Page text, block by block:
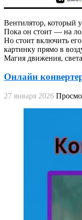
Вентилятор, который
Пока он стоит — на
Но стоит включить
картинку прямо в
Магия движения,
Онлайн
27 января 2026